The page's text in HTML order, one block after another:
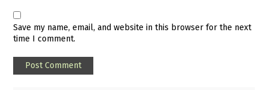
Save my name, email, and website in this browser for the next
time I comment.